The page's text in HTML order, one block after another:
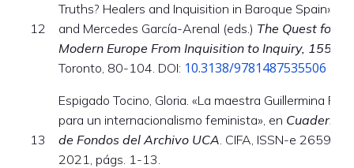
12
Truths? Healers and Inquisition in Baroque Spain»,
and Mercedes García-Arenal (eds.) The Quest for
Modern Europe From Inquisition to Inquiry, 1550-
Toronto, 80-104. DOI: 10.3138/9781487535506
13
Espigado Tocino, Gloria. «La maestra Guillermina
para un internacionalismo feminista», en
de Fondos del Archivo UCA. CIFA, ISSN-e 2659-
2021, págs. 1-13.